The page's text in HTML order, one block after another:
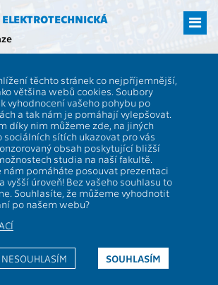
těchto stránek co nejpříjemnější,
většina webů cookies. Soubory
vyhodnocení vašeho pohybu po
a tak nám je pomáhají vylepšovat.
díky nim můžeme zde, na jiných
sociálních sítích ukazovat pro vás
obsah poskytující bližší
studia na naší fakultě.
nám pomáháte posouvat prezentaci
vyšší úroveň! Bez vašeho souhlasu to
Souhlasíte, že můžeme vyhodnotit
po našem webu?
SOUHLASÍM
NESOUHLASÍM
A6M38KLS
lékařských systémů
Rozsah výuky:
Jazyk výuky:
CS
J. Zakončení:
J. Kreditů:
5
J. Semestr:
courses/A6M38KLS